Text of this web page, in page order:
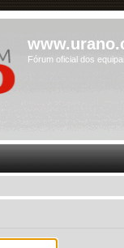
Fórum oficial dos